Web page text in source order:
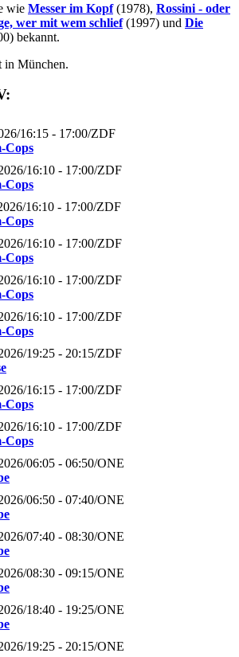
wie Messer im Kopf(1978), Rossini - oder
wer mit wem schlief(1997) und Die
bekannt.
in München.
/16:15 - 17:00/ZDF
Cops
/16:10 - 17:00/ZDF
Cops
/16:10 - 17:00/ZDF
Cops
/16:10 - 17:00/ZDF
Cops
/16:10 - 17:00/ZDF
Cops
/16:10 - 17:00/ZDF
Cops
/19:25 - 20:15/ZDF
/16:15 - 17:00/ZDF
Cops
/16:10 - 17:00/ZDF
Cops
/06:05 - 06:50/ONE
/06:50 - 07:40/ONE
/07:40 - 08:30/ONE
/08:30 - 09:15/ONE
/18:40 - 19:25/ONE
/19:25 - 20:15/ONE